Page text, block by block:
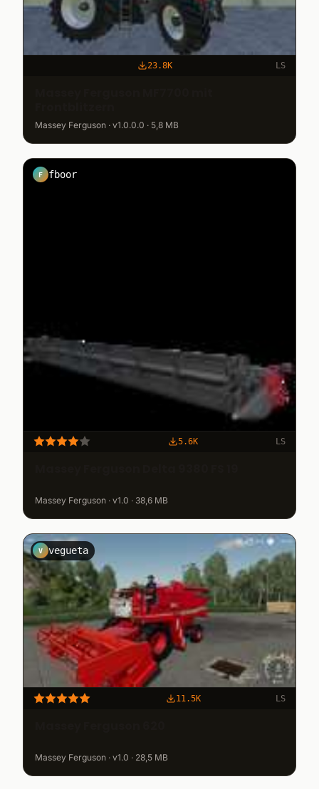
23.8K LS
Massey Ferguson · v1.0.0.0 · 5,8 MB
F fboor
5.6K LS
Massey Ferguson · v1.0 · 38,6 MB
V vegueta
11.5K LS
Massey Ferguson · v1.0 · 28,5 MB